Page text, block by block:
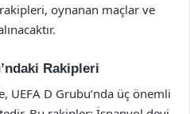
oynanan maçlar ve
Rakipleri
UEFA D Grubu’nda üç önemli